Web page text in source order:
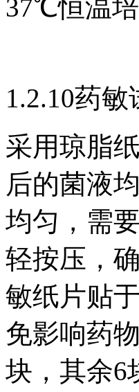
37℃恒温
1.2.10药敏
采用琼脂
后的菌液
均匀，需
轻按压，
敏纸片贴
免影响药
块，其余6